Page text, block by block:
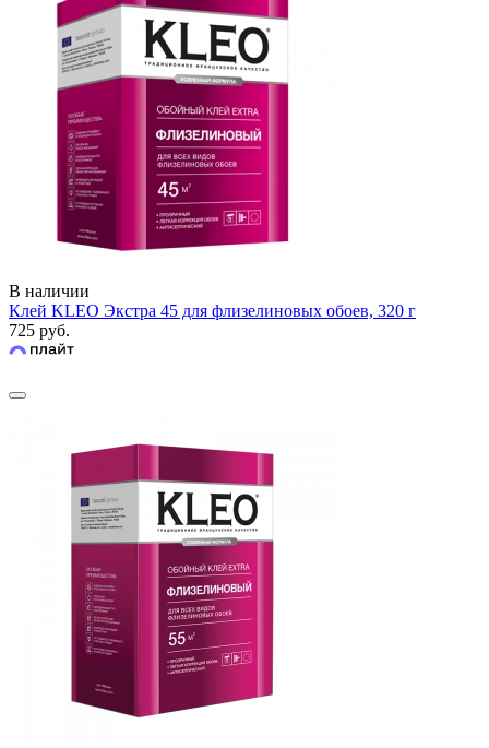
В наличии
Клей KLEO Экстра 45 для флизелиновых обоев, 320 г
725 руб.